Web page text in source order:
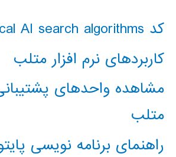
کد classical AI search algorithms
کاربردهای نرم افزار متلب
مشاهده واحدهای
متلب
راهنمای برنامه نویسی